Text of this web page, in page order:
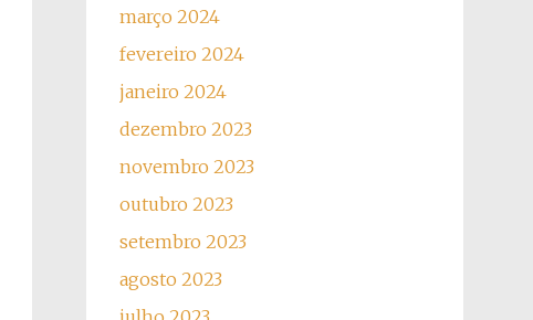
março 2024
fevereiro 2024
janeiro 2024
dezembro 2023
novembro 2023
outubro 2023
setembro 2023
agosto 2023